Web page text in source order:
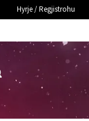
Hyrje / Regjistrohu